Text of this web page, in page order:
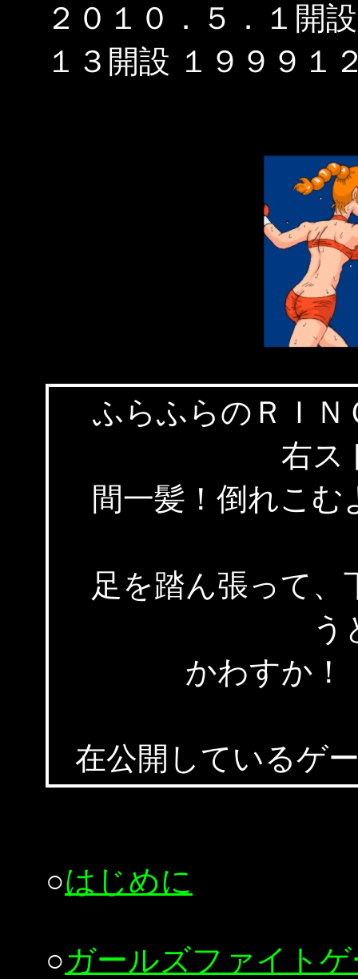
２０１０．５．１開
１３開設 １９９９１
ふらふらのＲＩＮ
右ス
間一髪！倒れこむ
足を踏ん張って、
う
かわすか！
在公開しているゲ
○はじめに
○ガールズファイト